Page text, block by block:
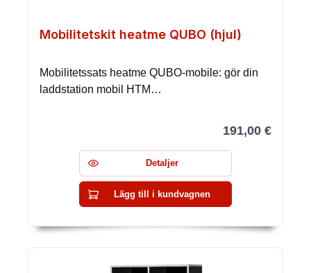
Mobilitetskit heatme QUBO (hjul)
Mobilitetssats heatme QUBO-mobile: gör din
laddstation mobil HTM…
191,00 €
Detaljer
Lägg till i kundvagnen